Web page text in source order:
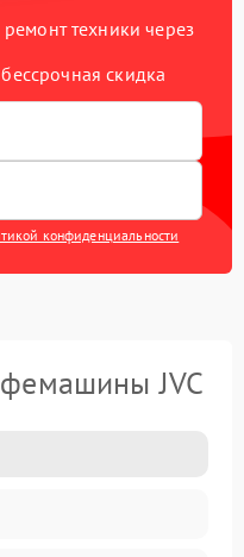
техники через
скидка
конфиденциальности
JVC